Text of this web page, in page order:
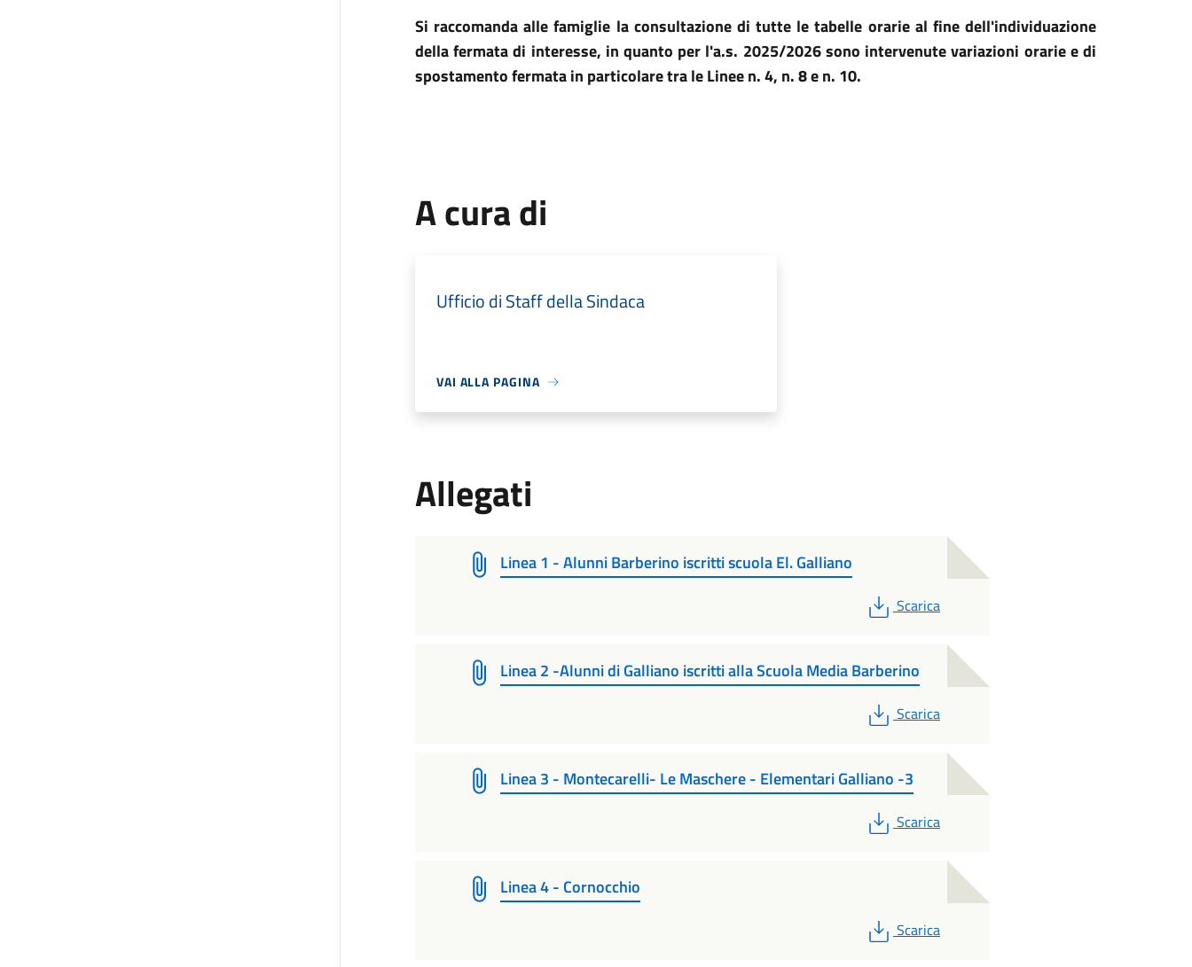
Si raccomanda alle famiglie la consultazione di tutte le tabelle orarie al fine dell'individuazione
della fermata di interesse, in quanto per l'a.s. 2025/2026 sono intervenute variazioni orarie e di
spostamento fermata in particolare tra le Linee n. 4, n. 8 e n. 10.
A cura di
Ufficio di Staff della Sindaca
VAI ALLA PAGINA
Allegati
Linea 1 - Alunni Barberino iscritti scuola El. Galliano
PDF
Scarica
Linea 2 -Alunni di Galliano iscritti alla Scuola Media Barberino
PDF
Scarica
Linea 3 - Montecarelli- Le Maschere - Elementari Galliano -3
PDF
Scarica
Linea 4 - Cornocchio
PDF
Scarica